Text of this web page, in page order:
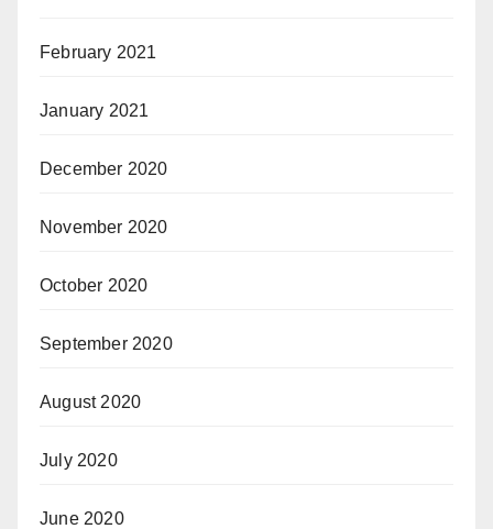
February 2021
January 2021
December 2020
November 2020
October 2020
September 2020
August 2020
July 2020
June 2020